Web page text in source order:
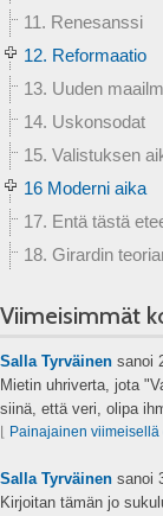
11. Renesanssi
12. Reformaatio
13. Uuden
14. Uskonsodat
15. Valistuksen
16 Moderni aika
17. Entä tästä
18. Girardin
Viimeisimmät
Salla Tyrväinen sanoi
Mietin uhriverta, jota
siinä, että veri, olipa
⌊ Painajainen
Salla Tyrväinen sanoi
Kirjoitan tämän jo